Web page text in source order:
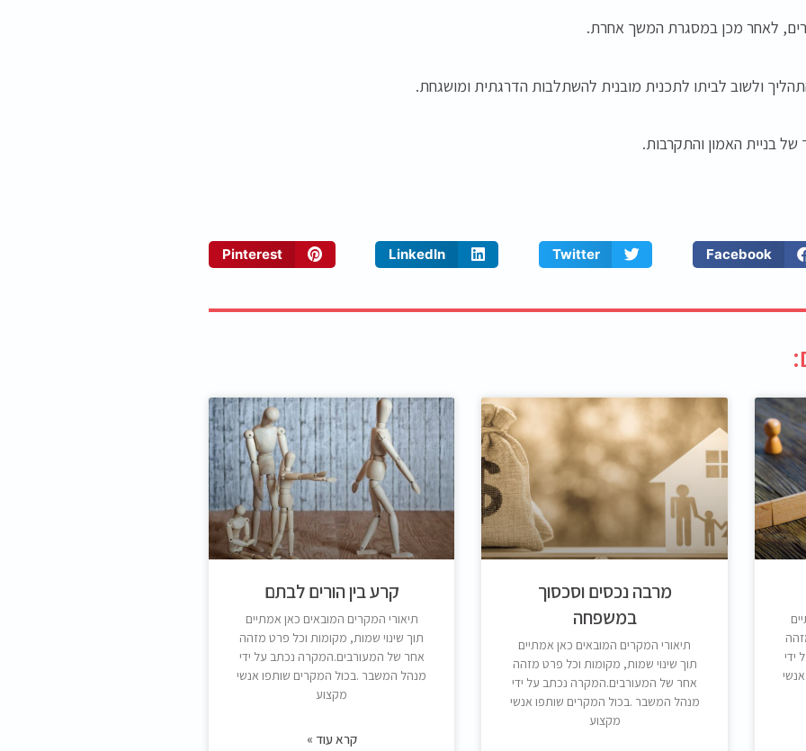
לאחר מכן במסגרת המשך אחרת.
ולשוב לביתו לתכנית מובנית להשתלבות הדרגתית ומושגחת.
בניית האמון והתקרבות.
Facebook
Twitter
LinkedIn
Pinterest
מרבה נכסים וסכסוך
במשפחה
תיאורי המקרים המובאים כאן אמתיים
תוך שינוי שמות, מקומות וכל פרט מזהה
אחר של המעורבים.המקרה נכתב על ידי
מנהל המשבר .בכול המקרים שותפו אנשי
מקצוע
קרע בין הורים לבתם
תיאורי המקרים המובאים כאן אמתיים
תוך שינוי שמות, מקומות וכל פרט מזהה
אחר של המעורבים.המקרה נכתב על ידי
מנהל המשבר .בכול המקרים שותפו אנשי
מקצוע
קרא עוד »